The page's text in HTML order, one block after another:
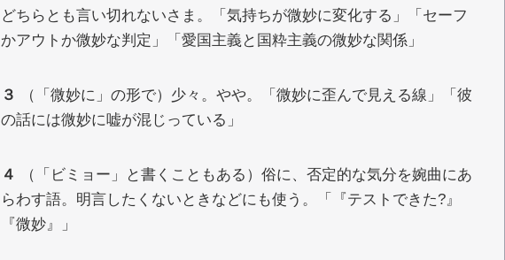
どちらとも言い切れないさま。「気持ちが微妙に変化する」「セーフ
かアウトか微妙な判定」「愛国主義と国粋主義の微妙な関係」
３
（「微妙に」の形で）少々。やや。「微妙に歪んで見える線」「彼
の話には微妙に嘘が混じっている」
４
（「ビミョー」と書くこともある）俗に、否定的な気分を婉曲にあ
らわす語。明言したくないときなどにも使う。「『テストできた?』
『微妙』」